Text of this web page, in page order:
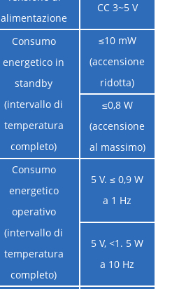
alimentazione
CC 3~5 V
Consumo
energetico in
standby
(intervallo di
temperatura
completo)
≤10 mW
(accensione
ridotta)
≤0,8 W
(accensione
al massimo)
Consumo
energetico
operativo
(intervallo di
temperatura
completo)
5 V. ≤ 0,9 W
a 1 Hz
5 V, <1. 5 W
a 10 Hz